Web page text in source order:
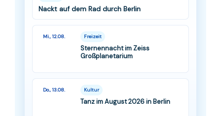
Nackt auf dem Rad durch Berlin
Mi., 12.08. Freizeit
Sternennacht im Zeiss
Großplanetarium
Do., 13.08. Kultur
Tanz im August 2026 in Berlin